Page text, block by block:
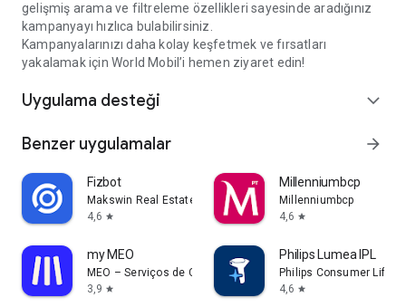
gelişmiş arama ve filtreleme özellikleri sayesinde aradığınız
kampanyayı hızlıca bulabilirsiniz.
Kampanyalarınızı daha kolay keşfetmek ve fırsatları
yakalamak için World Mobil’i hemen ziyaret edin!
Uygulama desteği expand_more
Benzer uygulamalar arrow_forward
Fizbot
Makswin Real Estate Technologies
4,6 star
Millenniumbcp
Millenniumbcp
4,6 star
my MEO
MEO – Serviços de Comunicações e Multimédia, S.A.
3,9 star
Philips Lumea IPL
Philips Consumer
4,6 star